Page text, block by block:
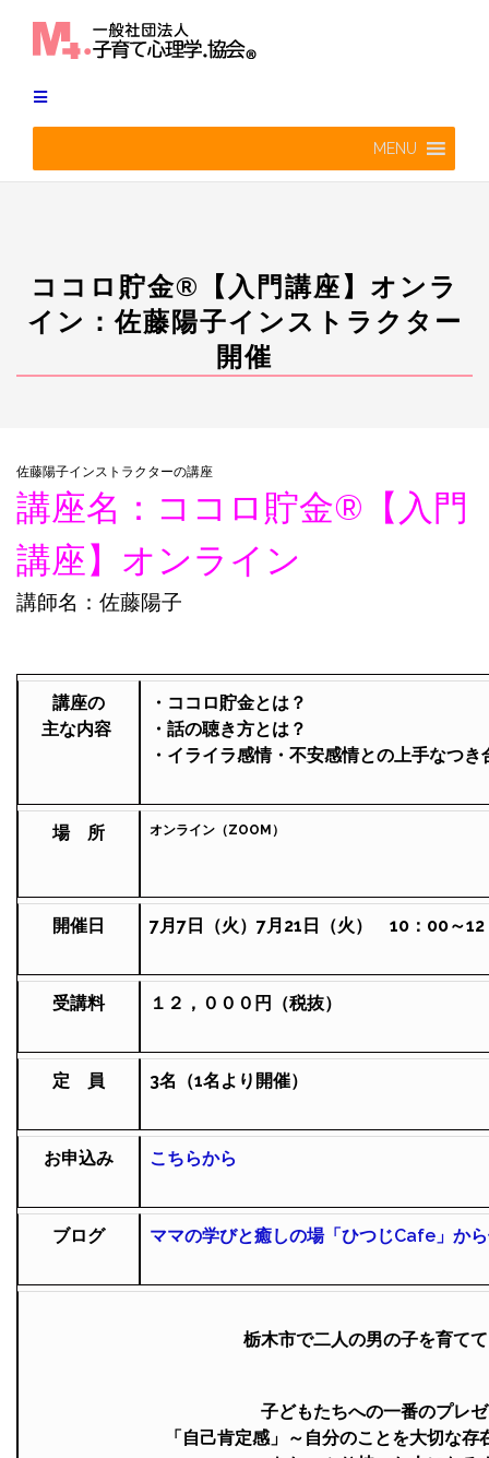
MENU
ココロ貯金®︎【入門講座】オンラ
イン：佐藤陽子インストラクター
開催
佐藤陽子インストラクターの講座
講座名：ココロ貯金®︎【入門
講座】オンライン
講師名：佐藤陽子
講座の
主な内容
・ココロ貯金とは？
・話の聴き方とは？
・イライラ感情・不安感情との上手なつき
場 所 オンライン（ZOOM）
開催日 7月7日（火）7月21日（火） 10：00～12
受講料 １２，０００円（税抜）
定 員 3名（1名より開催）
お申込み こちらから
ブログ ママの学びと癒しの場「ひつじCafe」か
栃木市で二人の男の子を育て
子どもたちへの一番のプレ
「自己肯定感」～自分のことを大切な